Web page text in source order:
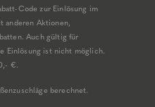
Code zur Einlösung im
anderen Aktionen,
Auch gültig für
Einlösung ist nicht möglich.
€.
berechnet.